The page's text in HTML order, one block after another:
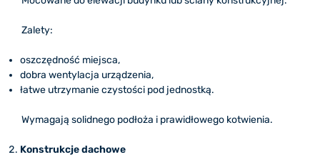
Zalety:
oszczędność miejsca,
dobra wentylacja urządzenia,
łatwe utrzymanie czystości pod jednostką.
Wymagają solidnego podłoża i prawidłowego kotwienia.
Konstrukcje dachowe